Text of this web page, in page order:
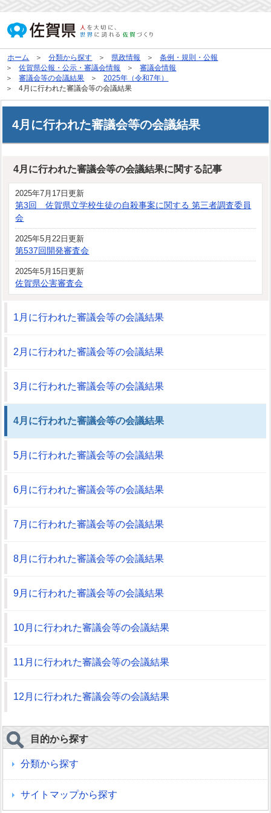
ホーム 分類から探す 県政情報
条例・規則・公報
佐賀県公報・公示・審議会情報
審議会情報
審議会等の会議結果
2025年（令和7年）
4月に行われた審議会等の会議結果
4月に行われた審議会等の会議結果
4月に行われた審議会等の会議結果に関する記事
2025年7月17日更新
第3回 佐賀県立学校生徒の自殺事案に関する 第三者調査委員
会
2025年5月22日更新
第537回開発審査会
2025年5月15日更新
佐賀県公害審査会
1月に行われた審議会等の会議結果
2月に行われた審議会等の会議結果
3月に行われた審議会等の会議結果
4月に行われた審議会等の会議結果
5月に行われた審議会等の会議結果
6月に行われた審議会等の会議結果
7月に行われた審議会等の会議結果
8月に行われた審議会等の会議結果
9月に行われた審議会等の会議結果
10月に行われた審議会等の会議結果
11月に行われた審議会等の会議結果
12月に行われた審議会等の会議結果
目的から探す
分類から探す
サイトマップから探す